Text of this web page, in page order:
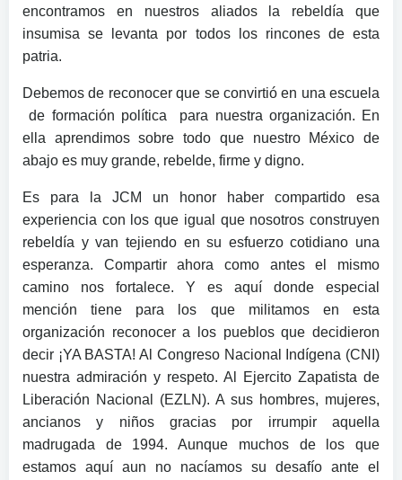
encontramos en nuestros aliados la rebeldía que
insumisa se levanta por todos los rincones de esta
patria.
Debemos de reconocer que se convirtió en una escuela
de formación política para nuestra organización. En
ella aprendimos sobre todo que nuestro México de
abajo es muy grande, rebelde, firme y digno.
Es para la JCM un honor haber compartido esa
experiencia con los que igual que nosotros construyen
rebeldía y van tejiendo en su esfuerzo cotidiano una
esperanza. Compartir ahora como antes el mismo
camino nos fortalece. Y es aquí donde especial
mención tiene para los que militamos en esta
organización reconocer a los pueblos que decidieron
decir ¡YA BASTA! Al Congreso Nacional Indígena (CNI)
nuestra admiración y respeto. Al Ejercito Zapatista de
Liberación Nacional (EZLN). A sus hombres, mujeres,
ancianos y niños gracias por irrumpir aquella
madrugada de 1994. Aunque muchos de los que
estamos aquí aun no nacíamos su desafío ante el